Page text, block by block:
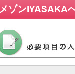
メゾンIYASAKA